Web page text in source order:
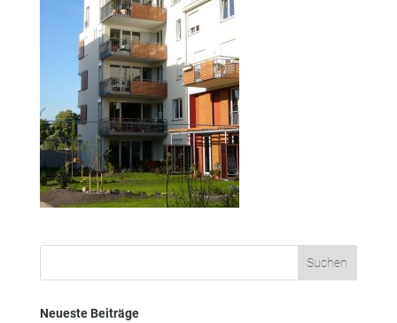
Neueste Beiträge